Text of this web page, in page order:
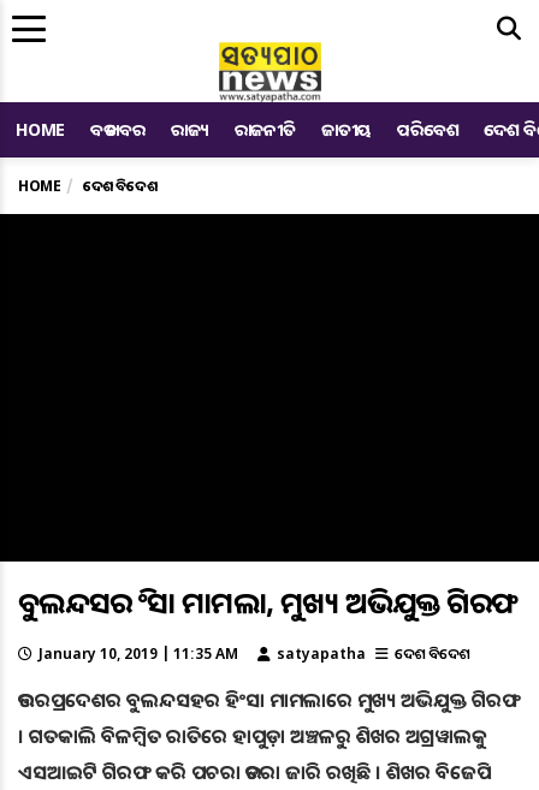
HOME ବଡ ଖବର ରାଜ୍ୟ ରାଜନୀତି ଜାତୀୟ ପରିବେଶ ଦେଶ
HOME ଦେଶ ବିଦେଶ
ବୁଲନ୍ଦସହର ହିଂସା ମାମଲା, ମୁଖ୍ୟ ଅଭିଯୁକ୍ତ ଗିରଫ
January 10, 2019 | 11:35 AM satyapatha ଦେଶ ବିଦେଶ
ଉତ୍ତରପ୍ରଦେଶର ବୁଲନ୍ଦସହର ହିଂସା ମାମଲାରେ ମୁଖ୍ୟ ଅଭିଯୁକ୍ତ ଗିରଫ
। ଗତକାଲି ବିଳମ୍ବିତ ରାତିରେ ହାପୁଡ଼ା ଅଞ୍ଚଳରୁ ଶିଖର ଅଗ୍ରୱାଲକୁ
ଏସଆଇଟି ଗିରଫ କରି ପଚରା ଉଚରା ଜାରି ରଖିଛି । ଶିଖର ବିଜେପି